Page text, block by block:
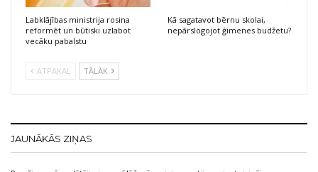
Labklājības ministrija rosina
reformēt un būtiski uzlabot
vecāku pabalstu
Kā sagatavot bērnu skolai,
nepārslogojot ģimenes budžetu?
ATPAKAĻ TĀLĀK
JAUNĀKĀS ZIŅAS